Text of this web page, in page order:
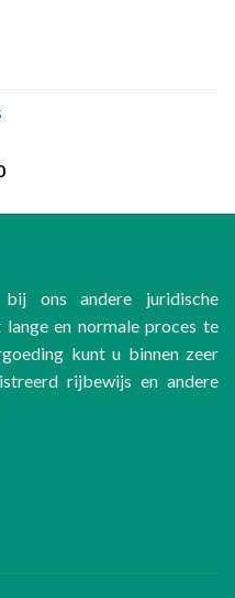
Price
€ 600,00
ons andere juridische
en normale proces te
kunt u binnen zeer
rijbewijs en andere